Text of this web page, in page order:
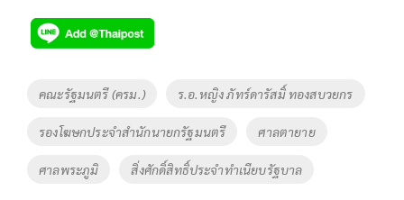
e
b
o
o
k
tt
er
p
y
Li
n
k
Tags
คณะรัฐมนตรี (ครม.) ร.อ.หญิง ภัทร์ดารัสมิ์ ทองสบวยกร
รองโฆษกประจำสำนักนายกรัฐมนตรี ศาลตายาย
ศาลพระภูมิ สิ่งศักดิ์สิทธิ์ประจำทำเนียบรัฐบาล